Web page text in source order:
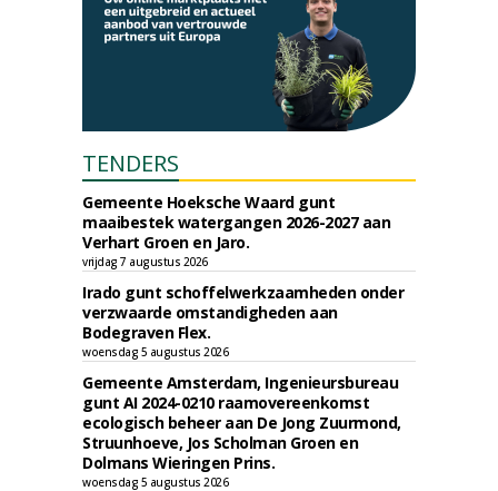
TENDERS
Gemeente Hoeksche Waard gunt
maaibestek watergangen 2026-2027 aan
Verhart Groen en Jaro.
vrijdag 7 augustus 2026
Irado gunt schoffelwerkzaamheden onder
verzwaarde omstandigheden aan
Bodegraven Flex.
woensdag 5 augustus 2026
Gemeente Amsterdam, Ingenieursbureau
gunt AI 2024-0210 raamovereenkomst
ecologisch beheer aan De Jong Zuurmond,
Struunhoeve, Jos Scholman Groen en
Dolmans Wieringen Prins.
woensdag 5 augustus 2026